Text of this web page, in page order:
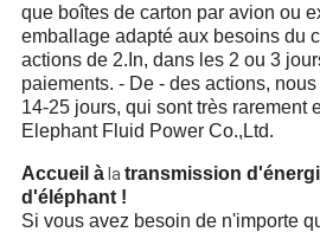
que boîtes de carton par avion ou
emballage adapté aux besoins du
actions de 2.In, dans les 2 ou 3
paiements. - De - des actions,
14-25 jours, qui sont très rarement
Elephant Fluid Power Co.,Ltd.
Accueil àla transmission
d'éléphant !
Si vous avez besoin de n'importe